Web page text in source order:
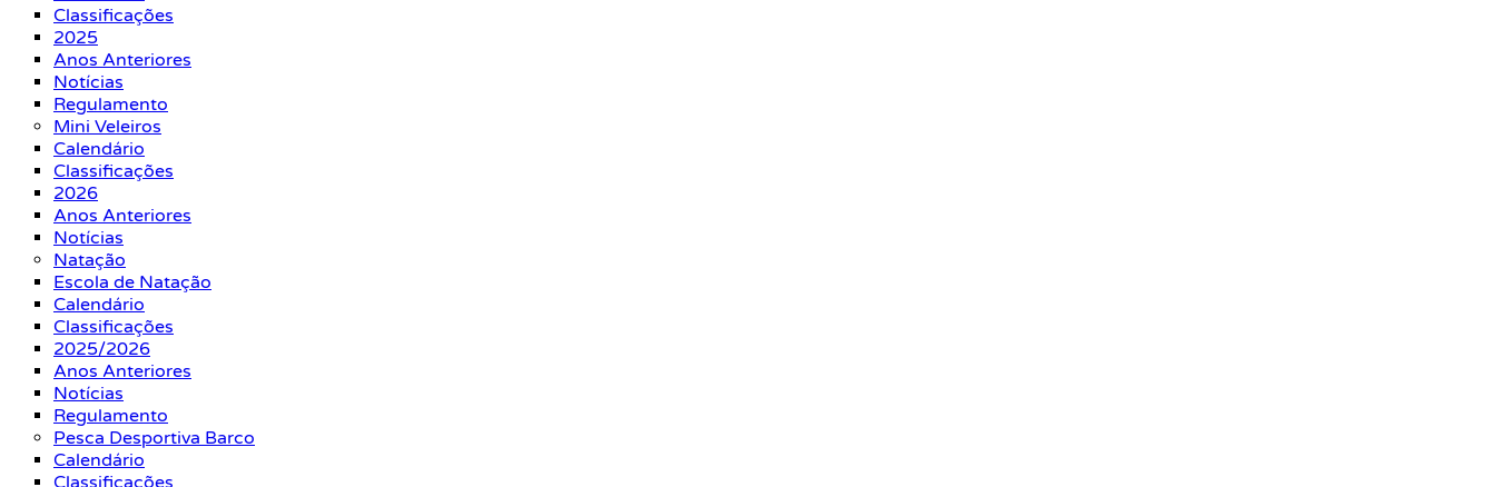
Classificações
2025
Anos Anteriores
Notícias
Regulamento
Mini Veleiros
Calendário
Classificações
2026
Anos Anteriores
Notícias
Natação
Escola de Natação
Calendário
Classificações
2025/2026
Anos Anteriores
Notícias
Regulamento
Pesca Desportiva Barco
Calendário
Classificações